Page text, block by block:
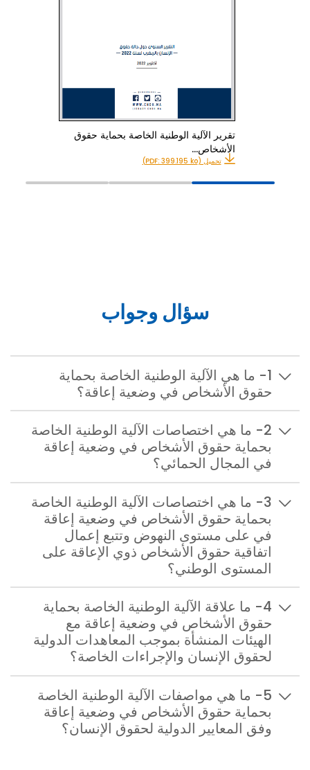
تقرير الآلية الوطنية الخاصة بحماية حقوق
الأشخاص…
تحميل (PDF: 399.195 ko)
سؤال وجواب
1- ما هي الآلية الوطنية الخاصة بحماية
حقوق الأشخاص في وضعية إعاقة؟
2- ما هي اختصاصات الآلية الوطنية الخاصة
بحماية حقوق الأشخاص في وضعية إعاقة
في المجال الحمائي؟
3- ما هي اختصاصات الآلية الوطنية الخاصة
بحماية حقوق الأشخاص في وضعية إعاقة
في على مستوى النهوض وتتبع إعمال
اتفاقية حقوق الأشخاص ذوي الإعاقة على
المستوى الوطني؟
4- ما علاقة الآلية الوطنية الخاصة بحماية
حقوق الأشخاص في وضعية إعاقة مع
الهيئات المنشأة بموجب المعاهدات الدولية
لحقوق الإنسان والإجراءات الخاصة؟
5- ما هي مواصفات الآلية الوطنية الخاصة
بحماية حقوق الأشخاص في وضعية إعاقة
وفق المعايير الدولية لحقوق الإنسان؟